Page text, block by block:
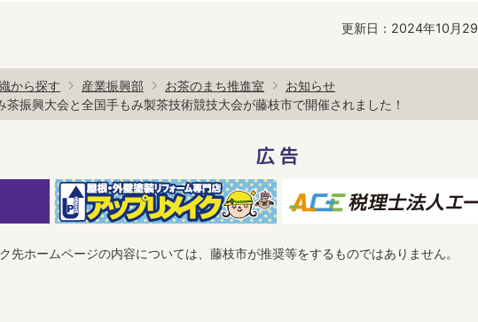
更新日：2024年10月
から探す 産業振興部 お茶のまち推進室
お知らせ
茶振興大会と全国手もみ製茶技術競技大会が藤枝市で開催されました！
広告
先ホームページの内容については、藤枝市が推奨等をするものではありません。